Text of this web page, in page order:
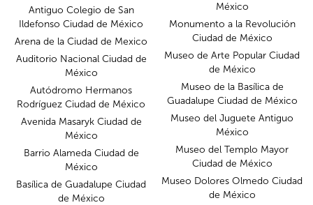
Antiguo Colegio de San
Ildefonso Ciudad de México
Arena de la Ciudad de Mexico
Auditorio Nacional Ciudad de
México
Autódromo Hermanos
Rodríguez Ciudad de México
Avenida Masaryk Ciudad de
México
Barrio Alameda Ciudad de
México
Basílica de Guadalupe Ciudad
de México
México
Monumento a la Revolución
Ciudad de México
Museo de Arte Popular Ciudad
de México
Museo de la Basílica de
Guadalupe Ciudad de México
Museo del Juguete Antiguo
México
Museo del Templo Mayor
Ciudad de México
Museo Dolores Olmedo Ciudad
de México